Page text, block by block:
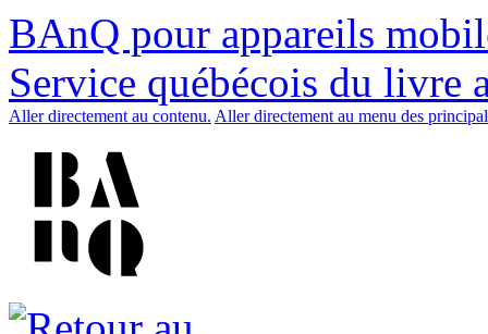
BAnQ pour appareils
Service québécois du livre
Aller directement au contenu. Aller directement au menu des